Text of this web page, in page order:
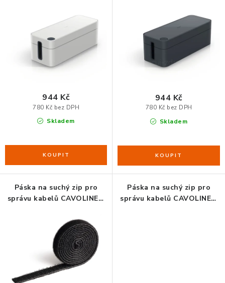
LED STOLNÍ LAMPY
KANCELÁŘSKÉ POTŘEBY
NÁDOBY NA ODPAD
DESIGN A STYL V KANCELÁŘI
ZDRAVÁ KANCELÁŘ
VODNÍ FILTRY
O nákupu Reklamace, výměna a vrácení
Naše realizace, inspirace a návody
Skladem
780 Kč bez DPH
944 Kč
Skladem
780 Kč bez DPH
944 Kč
Páska na suchý zip pro
správu kabelů CAVOLINE®
Páska na suchý zip pro
správu kabelů CAVOLINE®